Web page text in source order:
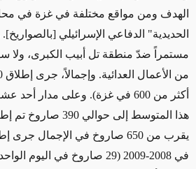
الهدف ومن مواقع مختلفة في غزة في
الحديدية" الدفاعي الإسرائيلي
مستمراً ضدّ منطقة تل أبيب الكبرى، ولا
من الأعمال العدائية. وإجمالاً، جرى إطلاق 4300 صاروخ
أكثر من 600 في غزة)
. وعلى مدار أحد
هذا المتوسط ​​إلى حوالي